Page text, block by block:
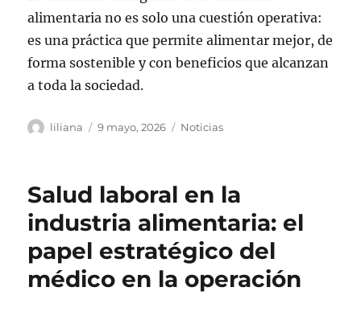
alimentaria no es solo una cuestión operativa:
es una práctica que permite alimentar mejor, de
forma sostenible y con beneficios que alcanzan
a toda la sociedad.
Autor
liliana
Publicado
9 mayo, 2026 Categorías
Noticias
Salud laboral en la
industria alimentaria: el
papel estratégico del
médico en la operación